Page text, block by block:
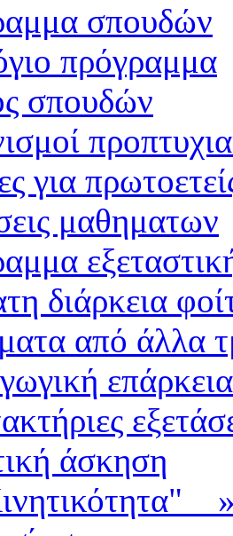
σπουδών
πρόγραμμα
σπουδών
για
μαθηματων
διάρκεια
από άλλα
επάρκεια
άσκηση